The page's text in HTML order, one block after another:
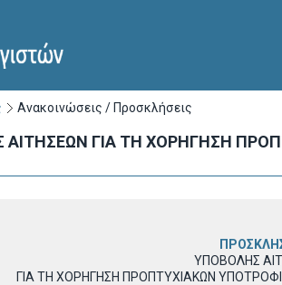
Ανακοινώσεις / Προσκλήσεις
ΓΙΑ ΤΗ ΧΟΡΗΓΗΣΗ
ΥΠΟΒΟΛΗΣ
ΓΙΑ ΤΗ ΧΟΡΗΓΗΣΗ ΠΡΟΠΤΥΧΙΑΚΩΝ